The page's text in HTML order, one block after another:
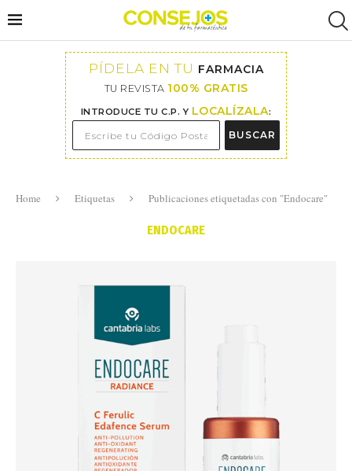
PÍDELA EN TU FARMACIA
TU REVISTA 100% GRATIS
INTRODUCE TU C.P. Y LOCALÍZALA:
BUSCAR
Home Etiquetas Publicaciones etiquetadas con "Endocare"
ENDOCARE